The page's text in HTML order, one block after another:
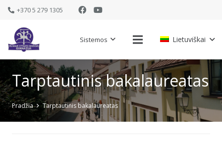
+370 5 279 1305
Sistemos Lietuviškai
Tarptautinis bakalaureatas
Pradžia Tarptautinis bakalaureatas